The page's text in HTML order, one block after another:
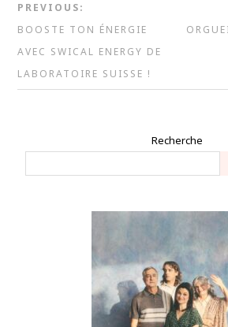
PREVIOUS:
BOOSTE TON ÉNERGIE
AVEC SWICAL ENERGY DE
LABORATOIRE SUISSE !
Recherche